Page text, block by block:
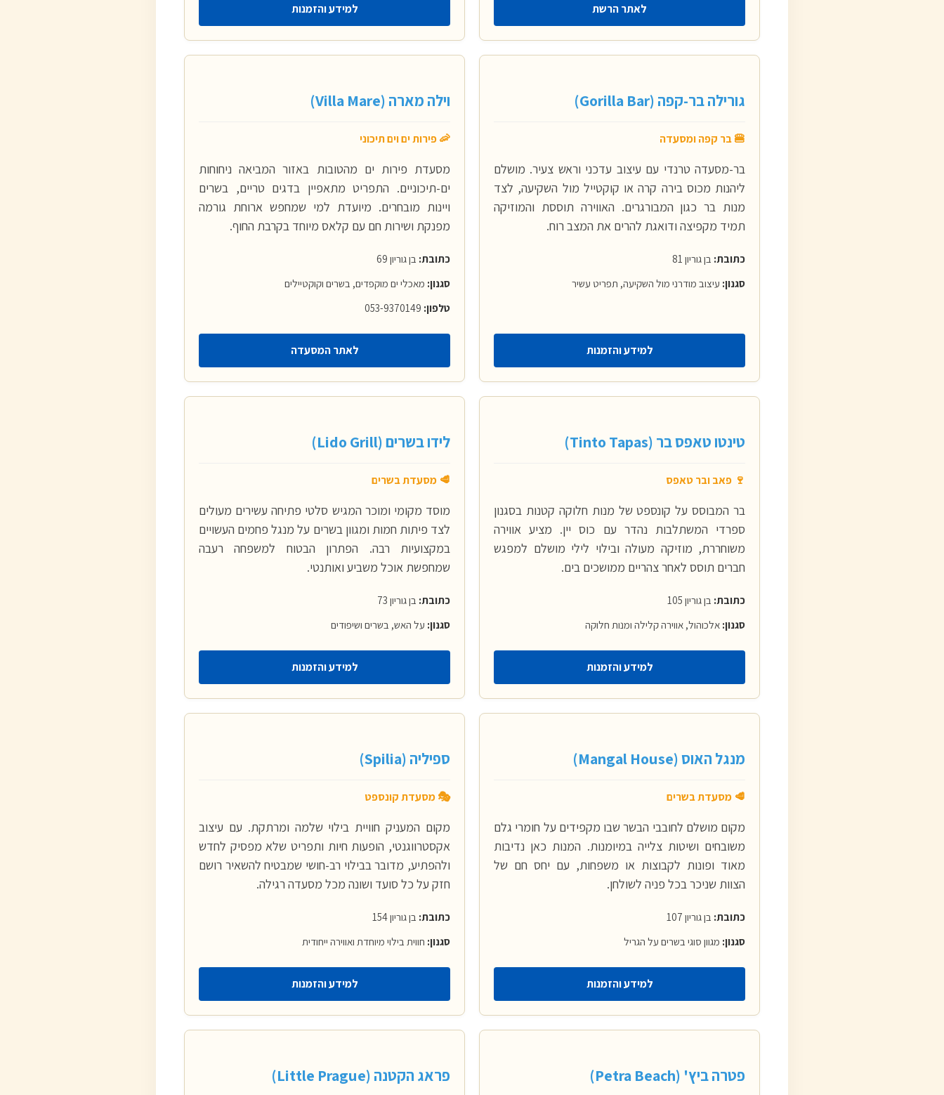
לאתר הרשת למידע והזמנות
גורילה בר-קפה (Gorilla Bar)
🍔 בר קפה ומסעדה
בר-מסעדה טרנדי עם עיצוב עדכני וראש צעיר. מושלם
ליהנות מכוס בירה קרה או קוקטייל מול השקיעה, לצד
מנות בר כגון המבורגרים. האווירה תוססת והמוזיקה
תמיד מקפיצה ודואגת להרים את המצב רוח.
כתובת: בן גוריון 81
סגנון: עיצוב מודרני מול השקיעה, תפריט עשיר
למידע והזמנות
וילה מארה (Villa Mare)
🦐 פירות ים וים תיכוני
מסעדת פירות ים מהטובות באזור המביאה ניחוחות
ים-תיכוניים. התפריט מתאפיין בדגים טריים, בשרים
ויינות מובחרים. מיועדת למי שמחפש ארוחת גורמה
מפנקת ושירות חם עם קלאס מיוחד בקרבת החוף.
כתובת: בן גוריון 69
סגנון: מאכלי ים מוקפדים, בשרים וקוקטיילים
טלפון:
לאתר המסעדה
טינטו טאפס בר (Tinto Tapas)
🍷 פאב ובר טאפס
בר המבוסס על קונספט של מנות חלוקה קטנות בסגנון
ספרדי המשתלבות נהדר עם כוס יין. מציע אווירה
משוחררת, מוזיקה מעולה ובילוי לילי מושלם למפגש
חברים תוסס לאחר צהריים ממושכים בים.
כתובת: בן גוריון 105
סגנון: אלכוהול, אווירה קלילה ומנות חלוקה
למידע והזמנות
לידו בשרים (Lido Grill)
🥩 מסעדת בשרים
מוסד מקומי ומוכר המגיש סלטי פתיחה עשירים מעולים
לצד פיתות חמות ומגוון בשרים על מנגל פחמים העשויים
במקצועיות רבה. הפתרון הבטוח למשפחה רעבה
שמחפשת אוכל משביע ואותנטי.
כתובת: בן גוריון 73
סגנון: על האש, בשרים ושיפודים
למידע והזמנות
מנגל האוס (Mangal House)
🥩 מסעדת בשרים
מקום מושלם לחובבי הבשר שבו מקפידים על חומרי גלם
משובחים ושיטות צלייה במיומנות. המנות כאן נדיבות
מאוד ופונות לקבוצות או משפחות, עם יחס חם של
הצוות שניכר בכל פניה לשולחן.
כתובת: בן גוריון 107
סגנון: מגוון סוגי בשרים על הגריל
למידע והזמנות
ספיליה (Spilia)
🎭 מסעדת קונספט
מקום המעניק חוויית בילוי שלמה ומרתקת. עם עיצוב
אקסטרווגנטי, הופעות חיות ותפריט שלא מפסיק לחדש
ולהפתיע, מדובר בבילוי רב-חושי שמבטיח להשאיר רושם
חזק על כל סועד ושונה מכל מסעדה רגילה.
כתובת: בן גוריון 154
סגנון: חווית בילוי מיוחדת ואווירה ייחודית
למידע והזמנות
פטרה ביץ' (Petra Beach) פראג הקטנה (Little Prague)